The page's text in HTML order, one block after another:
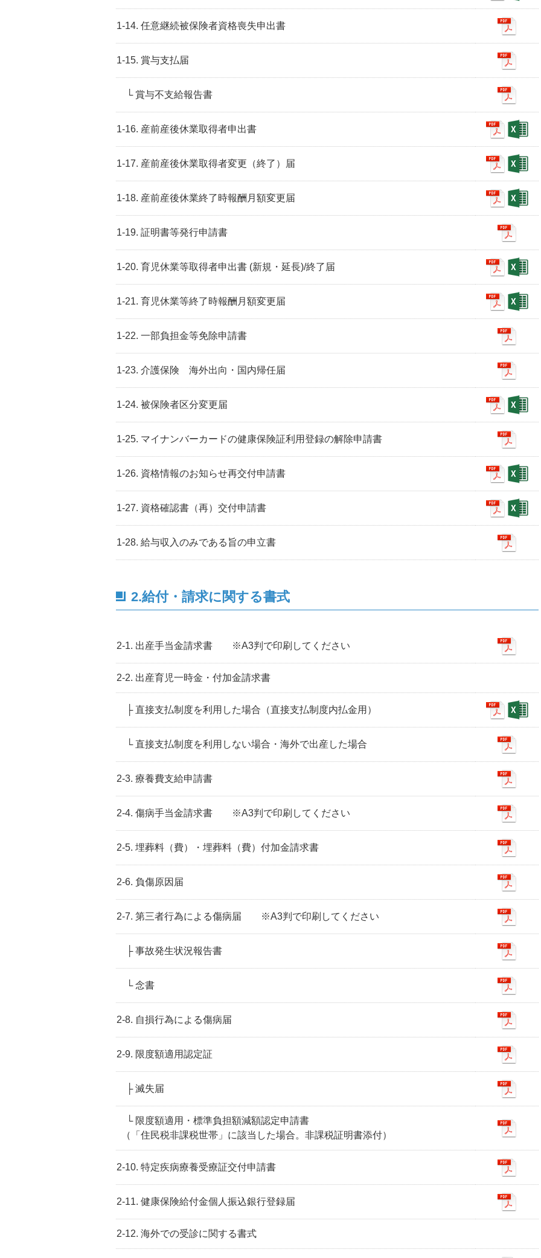
1-14. 任意継続被保険者資格喪失申出書
1-15. 賞与支払届
└ 賞与不支給報告書
1-16. 産前産後休業取得者申出書
1-17. 産前産後休業取得者変更（終了）届
1-18. 産前産後休業終了時報酬月額変更届
1-19. 証明書等発行申請書
1-20. 育児休業等取得者申出書 (新規・延長)/終了届
1-21. 育児休業等終了時報酬月額変更届
1-22. 一部負担金等免除申請書
1-23. 介護保険 海外出向・国内帰任届
1-24. 被保険者区分変更届
1-25. マイナンバーカードの健康保険証利用登録の解除申請書
1-26. 資格情報のお知らせ再交付申請書
1-27. 資格確認書（再）交付申請書
1-28. 給与収入のみである旨の申立書
2.給付・請求に関する書式
2-1. 出産手当金請求書 ※A3判で印刷してください
2-2. 出産育児一時金・付加金請求書
├ 直接支払制度を利用した場合（直接支払制度内払金用）
└ 直接支払制度を利用しない場合・海外で出産した場合
2-3. 療養費支給申請書
2-4. 傷病手当金請求書 ※A3判で印刷してください
2-5. 埋葬料（費）・埋葬料（費）付加金請求書
2-6. 負傷原因届
2-7. 第三者行為による傷病届 ※A3判で印刷してください
├ 事故発生状況報告書
└ 念書
2-8. 自損行為による傷病届
2-9. 限度額適用認定証
├ 滅失届
└ 限度額適用・標準負担額減額認定申請書
（「住民税非課税世帯」に該当した場合。非課税証明書添付）
2-10. 特定疾病療養受療証交付申請書
2-11. 健康保険給付金個人振込銀行登録届
2-12. 海外での受診に関する書式